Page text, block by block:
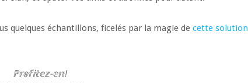
quelques échantillons, ficelés par la magie de cette solution
ℙ𝕣𝕠𝕗𝕚𝕥𝕖𝕫-𝕖𝕟!